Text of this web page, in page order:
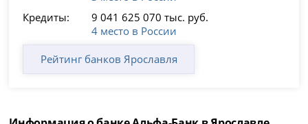
Кредиты:
9 041 625 070 тыс. руб.
4 место в России
Рейтинг банков Ярославля